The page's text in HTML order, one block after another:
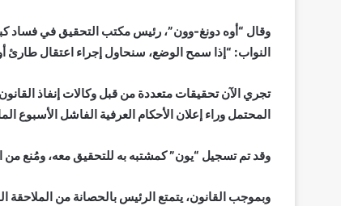
وقال “أوه دونغ-وون”، رئيس مكتب التحقيق في فساد
النواب: “إذا سمح الوضع، سنحاول إجراء اعتقال طارئ
تجري الآن تحقيقات متعددة من قبل وكالات إنفاذ
المحتمل وراء إعلان الأحكام العرفية الفاشل الأسبوع
وقد تم تسجيل “يون” كمشتبه به للتحقيق معه، ومُنع من
وبموجب القانون، يتمتع الرئيس بالحصانة من الملاحقة